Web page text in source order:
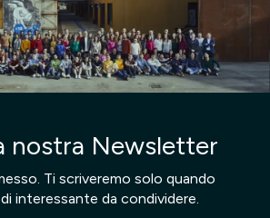
nostra Newsletter
Ti scriveremo solo quando
interessante da condividere.